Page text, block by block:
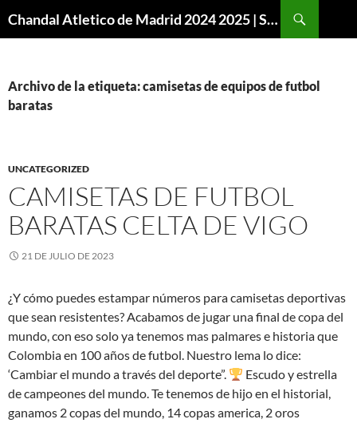
Chandal Atletico de Madrid 2024 2025 | SuperVigo
Archivo de la etiqueta: camisetas de equipos de futbol
baratas
UNCATEGORIZED
CAMISETAS DE FUTBOL
BARATAS CELTA DE VIGO
21 DE JULIO DE 2023
¿Y cómo puedes estampar números para camisetas deportivas
que sean resistentes? Acabamos de jugar una final de copa del
mundo, con eso solo ya tenemos mas palmares e historia que
Colombia en 100 años de futbol. Nuestro lema lo dice:
‘Cambiar el mundo a través del deporte”.
Escudo y estrella
de campeones del mundo. Te tenemos de hijo en el historial,
ganamos 2 copas del mundo, 14 copas america, 2 oros